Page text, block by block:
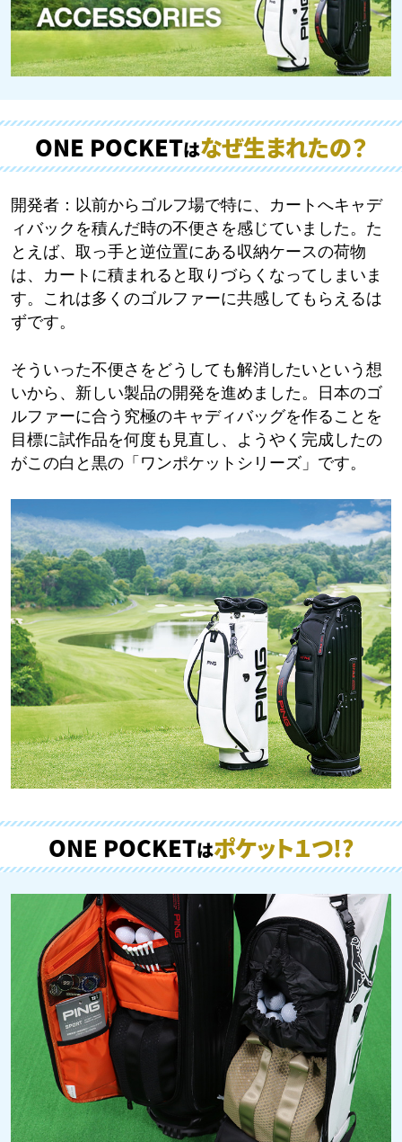
ONE POCKETはなぜ生まれたの？
開発者： 以前からゴルフ場で特に、カートへキャデ
ィバックを積んだ時の不便さを感じていました。た
とえば、取っ手と逆位置にある収納ケースの荷物
は、カートに積まれると取りづらくなってしまいま
す。これは多くのゴルファーに共感してもらえるは
ずです。
そういった不便さをどうしても解消したいという想
いから、新しい製品の開発を進めました。日本のゴ
ルファーに合う究極のキャディバッグを作ることを
目標に試作品を何度も見直し、ようやく完成したの
がこの白と黒の「ワンポケットシリーズ」です。
ONE POCKETはポケット１つ!?